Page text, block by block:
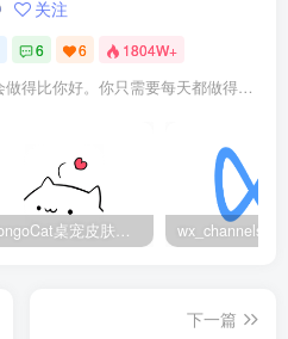
关注
6 6 1804W+
不要担心别人会做得比你好。你只需要每天都做得比前一天好就可以了
BongoCat桌宠皮肤包大全：20款主题皮肤免费下载
下一篇